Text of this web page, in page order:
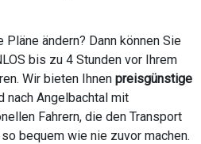
ändern? Dann können Sie
bis zu 4 Stunden vor Ihrem
Wir bieten Ihnen preisgünstige
nach Angelbachtal mit
Fahrern, die den Transport
bequem wie nie zuvor machen.